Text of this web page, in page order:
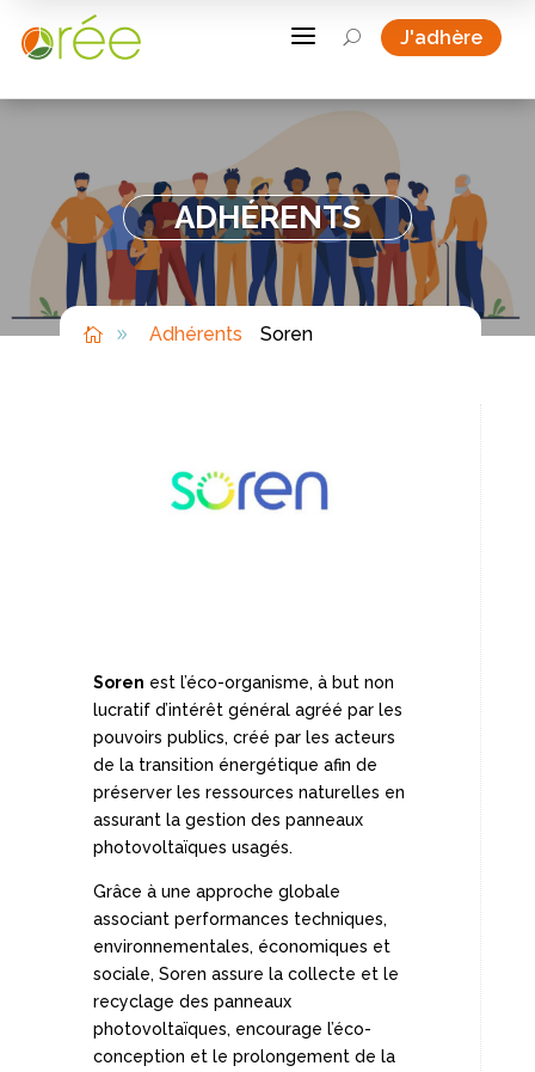
a U J'adhère
ADHÉRENTS
 9 Adhérents Soren
Soren est l’éco-organisme, à but non
lucratif d’intérêt général agréé par les
pouvoirs publics, créé par les acteurs
de la transition énergétique afin de
préserver les ressources naturelles en
assurant la gestion des panneaux
photovoltaïques usagés.
Grâce à une approche globale
associant performances techniques,
environnementales, économiques et
sociale, Soren assure la collecte et le
recyclage des panneaux
photovoltaïques, encourage l’éco-
conception et le prolongement de la